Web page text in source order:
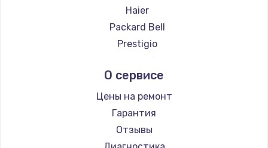
Ремонт ноутбуков Hiper
Ремонт ноутбуков Evga
Ремонт ноутбуков Google
Ремонт ноутбуков Ardor
Ремонт ноутбуков Predator
Ремонт ноутбуков iru
Ремонт ноутбуков Machenike
Ремонт ноутбуков DEXP
Haier
Packard Bell
Prestigio
Alienware
Aquarius
Gigabyte
Aorus
Maibenben
О сервисе
Цены на ремонт
Гарантия
Отзывы